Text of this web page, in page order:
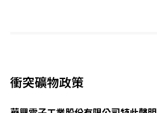
衝突礦物政策